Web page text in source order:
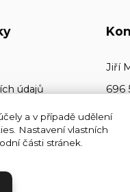
údajů
Jiří
696
ičo:
dič:
a v případě udělení
Nastavení vlastních
části stránek.